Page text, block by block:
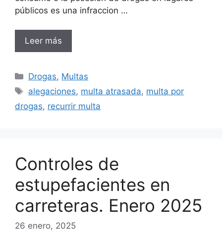
públicos es una infraccion …
Leer más
Categorías
Drogas, Multas
Etiquetas
alegaciones, multa atrasada, multa por
drogas, recurrir multa
Controles de
estupefacientes en
carreteras. Enero 2025
26 enero, 2025